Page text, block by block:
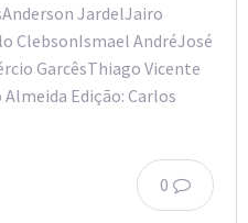
JardelJairo
ClebsonIsmael AndréJosé
GarcêsThiago Vicente
Edição: Carlos
0